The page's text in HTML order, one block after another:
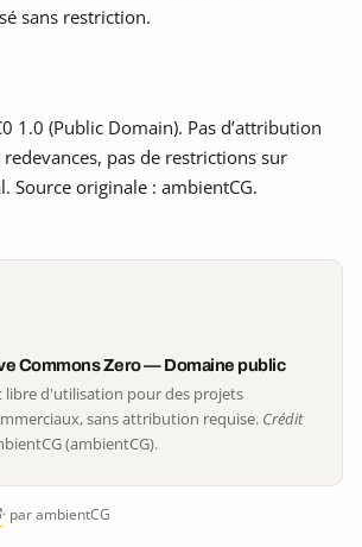
sans restriction.
1.0 (Public Domain). Pas d’attribution
pas de restrictions sur
Source originale : ambientCG.
Commons Zero — Domaine public
libre d'utilisation pour des projets
sans attribution requise. Crédit
(ambientCG).
· par ambientCG